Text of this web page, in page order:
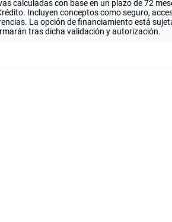
calculadas con base en un plazo de 72
Incluyen conceptos como seguro,
La opción de financiamiento está
tras dicha validación y autorización.